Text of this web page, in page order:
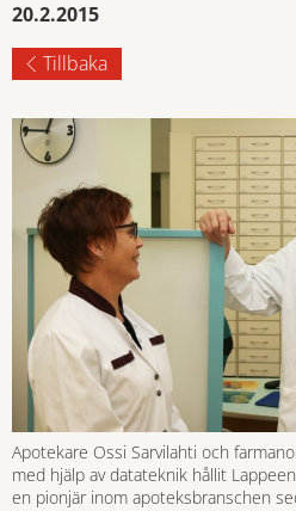
20.2.2015
Tillbaka
Apotekare Ossi Sarvilahti och
med hjälp av datateknik hållit
en pionjär inom apoteksbranschen